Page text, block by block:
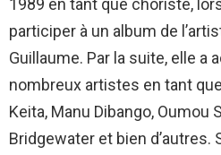
1989 en tant que choriste,
participer à un album de
Guillaume. Par la suite, elle a
nombreux artistes en tant
Keita, Manu Dibango, Oumou
Bridgewater et bien